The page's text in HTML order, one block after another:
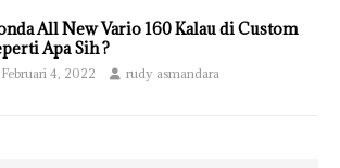
All New Vario 160 Kalau di Custom
Apa Sih ?
Februari 4, 2022 rudy asmandara